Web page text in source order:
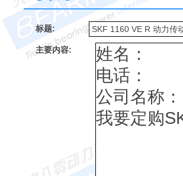
标题:
主要内容: